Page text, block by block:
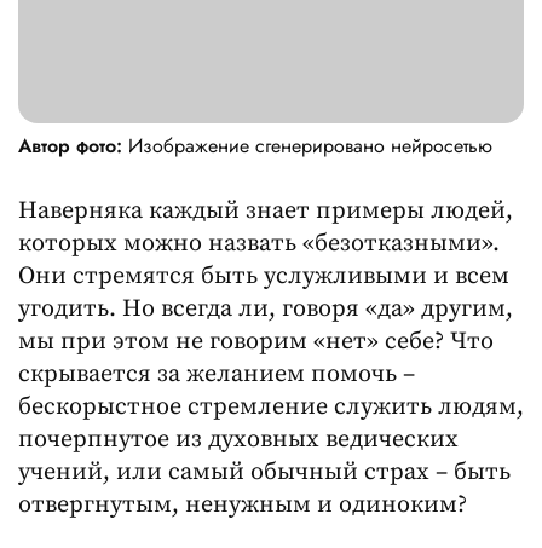
Автор фото: Изображение сгенерировано нейросетью
Наверняка каждый знает примеры людей,
которых можно назвать «безотказными».
Они стремятся быть услужливыми и всем
угодить. Но всегда ли, говоря «да» другим,
мы при этом не говорим «нет» себе? Что
скрывается за желанием помочь –
бескорыстное стремление служить людям,
почерпнутое из духовных ведических
учений, или самый обычный страх – быть
отвергнутым, ненужным и одиноким?